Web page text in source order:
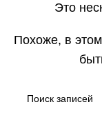
Это
Похоже, в